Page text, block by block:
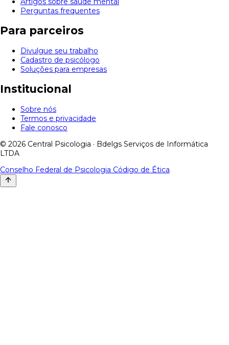
Perguntas frequentes
Para parceiros
Divulgue seu trabalho
Cadastro de psicólogo
Soluções para empresas
Institucional
Sobre nós
Termos e privacidade
Fale conosco
© 2026 Central Psicologia · Bdelgs Serviços de Informática
LTDA
Conselho Federal de Psicologia Código de Ética